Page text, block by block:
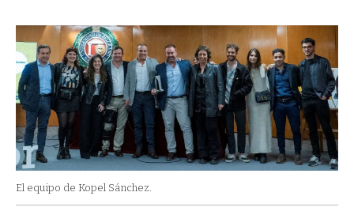
El equipo de Kopel Sánchez.